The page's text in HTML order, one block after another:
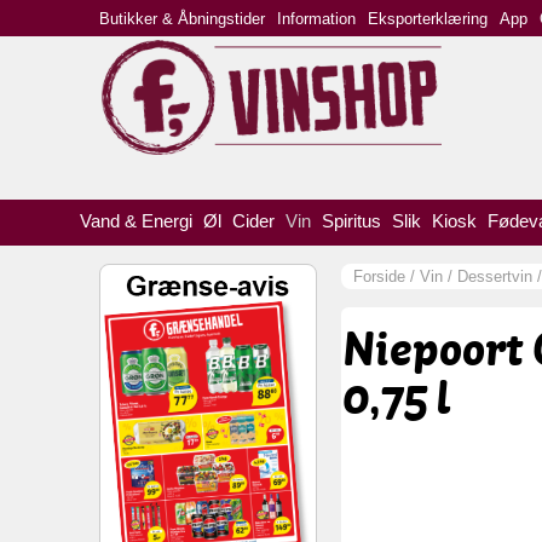
Vand & Energi Øl Cider Vin Spiritus Slik Kiosk
Forside / Vin / Dessertvin /
Niepoort
0,75 l
Butikker & Åbningstider Information Eksporterklæring App